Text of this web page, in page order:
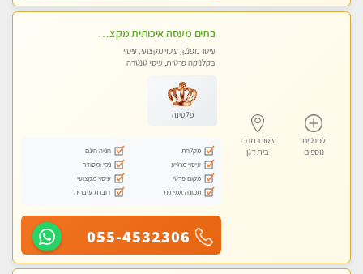
לפרטים
נוספים
עיסוי במרכז
בית דגן
בתים מעסה איכותית מקצועית ומפנקת מאוד חדשה בת-ים מעסה צעירה ואלופה לעיסוי מפנק מומלץ מאוד ....פרטי!!
עיסוי מפנק, עיסוי מקצועי, עיסוי
בקלניקה פרטית, עיסוי טנטרה
פלטינה
מקלחת
חניה חינם
עיסוי מרגיע
נקי ומסודר
מקום פרטי
עיסוי מקצועי
תמונה אמיתית
דוברת עיברית
055-4532306